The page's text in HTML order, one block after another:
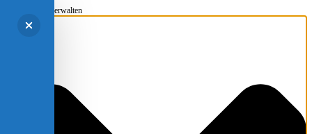
Einwilligung verwalten